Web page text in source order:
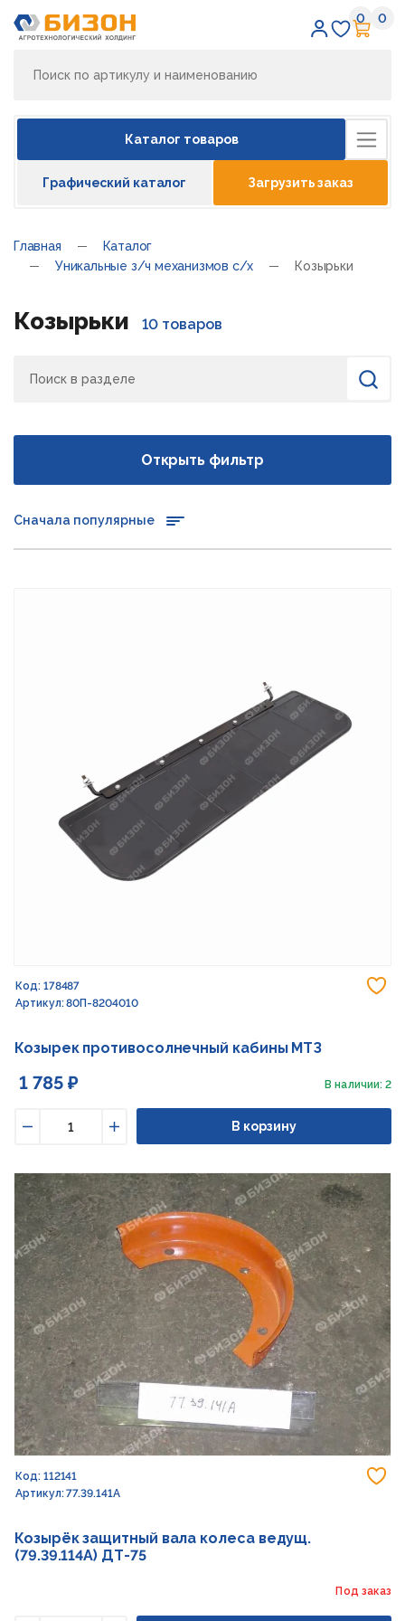
0 0
Каталог товаров
Графический каталог Загрузить заказ
Главная
Каталог
Уникальные з/ч механизмов с/х
Козырьки
Козырьки 10 товаров
Найти
Открыть фильтр
Сначала популярные
Код: 178487
Артикул: 80П-8204010
Козырек противосолнечный кабины МТЗ
1 785 ₽ В наличии: 2
Увеличить
В корзину
Код: 112141
Артикул: 77.39.141А
Козырёк защитный вала колеса ведущ.
(79.39.114А) ДТ-75
Под заказ